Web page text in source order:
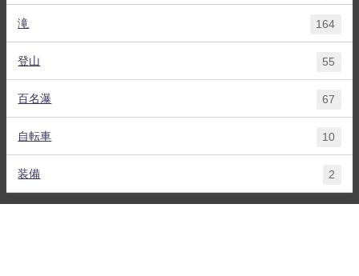
滝 164
登山 55
百名瀑 67
自転車 10
装備 2